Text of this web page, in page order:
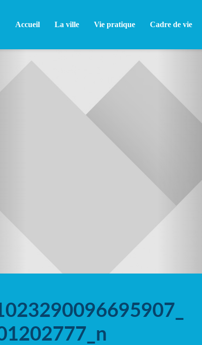
Accueil La ville Vie pratique Cadre de vie